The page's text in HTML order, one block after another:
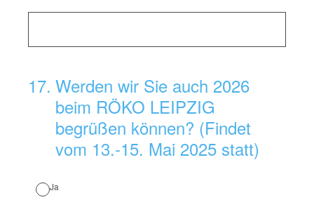
17. Werden wir Sie auch 2026
beim RÖKO LEIPZIG
begrüßen können? (Findet
vom 13.-15. Mai 2025 statt)
Ja